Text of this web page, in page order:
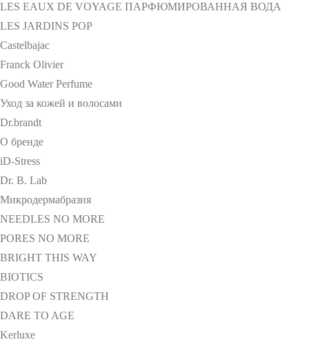
LES EAUX DE VOYAGE ПАРФЮМИРОВАННАЯ ВОДА
LES JARDINS POP
Castelbajac
Franck Olivier
Good Water Perfume
Уход за кожей и волосами
Dr.brandt
О бренде
iD-Stress
Dr. B. Lab
Микродермабразия
NEEDLES NO MORE
PORES NO MORE
BRIGHT THIS WAY
BIOTICS
DROP OF STRENGTH
DARE TO AGE
Kerluxe